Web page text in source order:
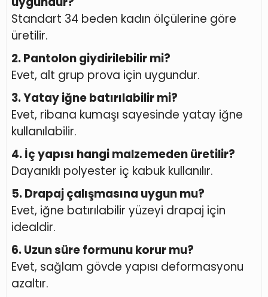
Standart 34 beden kadın ölçülerine göre
üretilir.
2. Pantolon giydirilebilir mi?
Evet, alt grup prova için uygundur.
3. Yatay iğne batırılabilir mi?
Evet, ribana kumaşı sayesinde yatay iğne
kullanılabilir.
4. İç yapısı hangi malzemeden üretilir?
Dayanıklı polyester iç kabuk kullanılır.
5. Drapaj çalışmasına uygun mu?
Evet, iğne batırılabilir yüzeyi drapaj için
idealdir.
6. Uzun süre formunu korur mu?
Evet, sağlam gövde yapısı deformasyonu
azaltır.